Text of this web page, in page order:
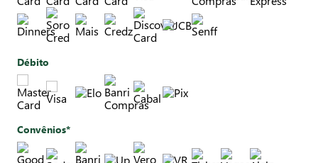
Débito
Convênios*